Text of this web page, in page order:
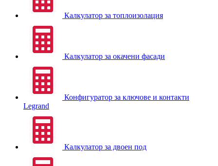
Калкулатор за топлоизолация
Калкулатор за окачени фасади
Конфигуратор за ключове и контакти
Legrand
Калкулатор за двоен под